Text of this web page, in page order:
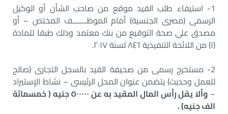
1- استيفاء طلب القيد موقع من صاحب الشأن أو الوكيل
الرسمى (مصرى الجنسية) أمام الموظـــــــف المختص – أو
مصدق على صحة التوقيع من بنك معتمد وذلك طبقا للمادة
(١) من اللائحة التنفيذية ٨٤٦ لسنة ٢٠١٧.
2- مستخرج رسمى من صحيفة القيد بالسجل التجارى (صالح
للعمل وحديث) يتضمن عنوان المحل الرئيسى – نشاط الإستيراد
–
وألا يقل رأس المال المقيد به عن ٥٠٠٠٠٠ جنيه ( خمسمائة
الف جنيه) .